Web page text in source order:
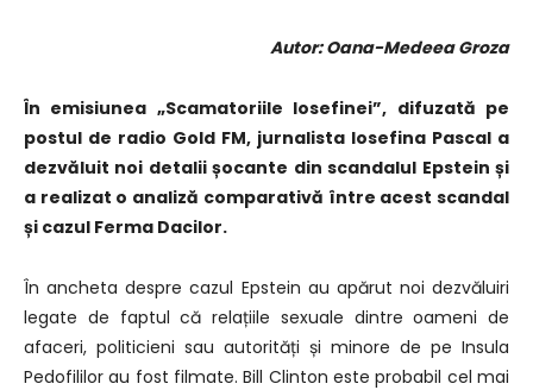
Autor: Oana-Medeea Groza
În emisiunea „Scamatoriile Iosefinei”, difuzată pe
postul de radio Gold FM, jurnalista Iosefina Pascal a
dezvăluit noi detalii șocante din scandalul Epstein și
a realizat o analiză comparativă între acest scandal
și cazul Ferma Dacilor.
În ancheta despre cazul Epstein au apărut noi dezvăluiri
legate de faptul că relațiile sexuale dintre oameni de
afaceri, politicieni sau autorități și minore de pe Insula
Pedofililor au fost filmate. Bill Clinton este probabil cel mai